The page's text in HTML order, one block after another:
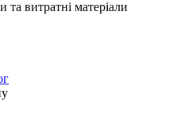
витратні матеріали